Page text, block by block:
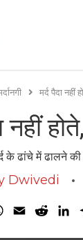
मर्द पैदा नहीं
नहीं
के ढांचे में ढालने
Dwivedi
WhatsApp
Email